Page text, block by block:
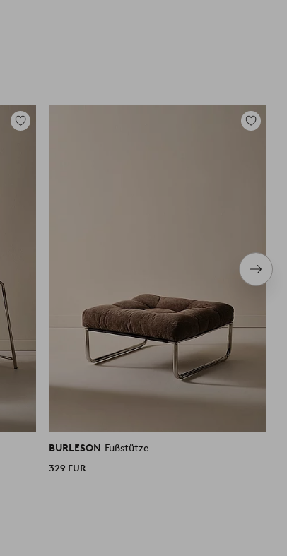
Zu
Zu
BURLESON Fußstütze
329 EUR